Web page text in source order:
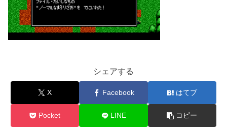
シェアする
X Facebook はてブ
Pocket LINE コピー